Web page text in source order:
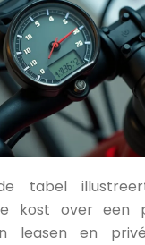
tabel
kost over een
leasen en